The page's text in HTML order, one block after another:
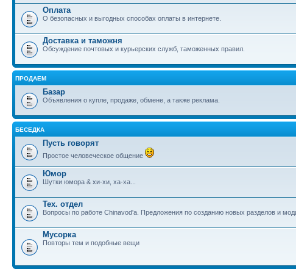
Оплата
О безопасных и выгодных способах оплаты в интернете.
Доставка и таможня
Обсуждение почтовых и курьерских служб, таможенных правил.
ПРОДАЕМ
Базар
Объявления о купле, продаже, обмене, а также реклама.
БЕСЕДКА
Пусть говорят
Простое человеческое общение
Юмор
Шутки юмора & хи-хи, ха-ха...
Тех. отдел
Вопросы по работе Chinavod'а. Предложения по созданию новых разделов и
Мусорка
Повторы тем и подобные вещи